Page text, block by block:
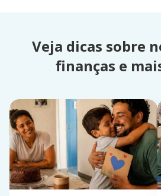
Veja dicas sobre
finanças e